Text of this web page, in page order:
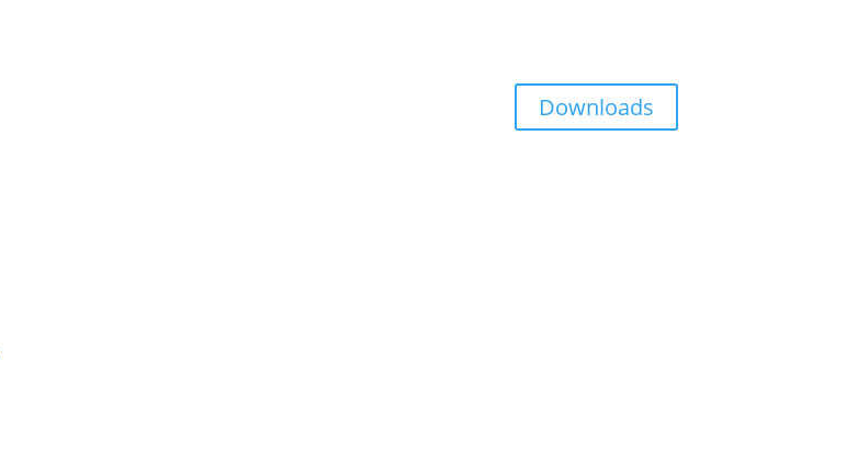
Downloads